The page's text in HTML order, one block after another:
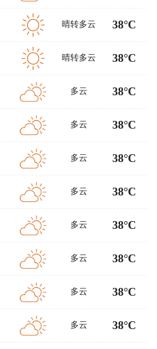
晴转多云 38°C
晴转多云 38°C
多云 38°C
多云 38°C
多云 38°C
多云 38°C
多云 38°C
多云 38°C
多云 38°C
多云 38°C